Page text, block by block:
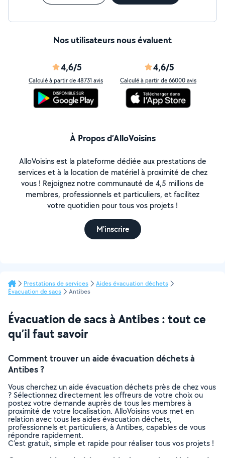
Nos utilisateurs nous évaluent
4,6/5
Calculé à partir de 48731 avis
4,6/5
Calculé à partir de 66000 avis
À Propos d’AlloVoisins
AlloVoisins est la plateforme dédiée aux prestations de
services et à la location de matériel à proximité de chez
vous ! Rejoignez notre communauté de 4,5 millions de
membres, professionnels et particuliers, et facilitez
votre quotidien pour tous vos projets !
M'inscrire
Prestations de services
Aides évacuation déchets
Évacuation de sacs
Antibes
Évacuation de sacs à Antibes : tout ce
qu’il faut savoir
Comment trouver un aide évacuation déchets à
Antibes ?
Vous cherchez un aide évacuation déchets près de chez vous
? Sélectionnez directement les offreurs de votre choix ou
postez votre demande auprès de tous les membres à
proximité de votre localisation. AlloVoisins vous met en
relation avec tous les aides évacuation déchets,
professionnels et particuliers, à Antibes, capables de vous
répondre rapidement.
C’est gratuit, simple et rapide pour réaliser tous vos projets !